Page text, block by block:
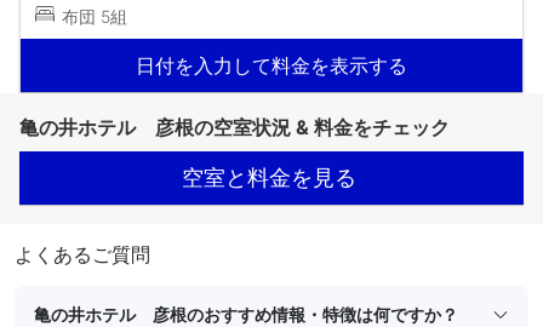
布団 5組
日付を入力して料金を表示する
亀の井ホテル 彦根の空室状況 & 料金をチェック
空室と料金を見る
よくあるご質問
亀の井ホテル 彦根のおすすめ情報・特徴は何ですか？